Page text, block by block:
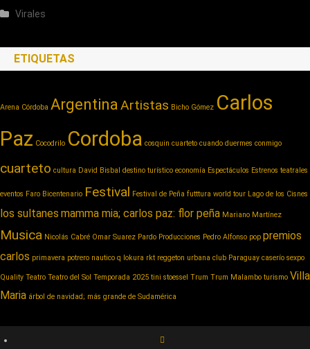
Virales
ETIQUETAS
Arena Córdoba ArgentinaArtistas Bicho Gómez Carlos
Paz Cocodrilo Cordoba cosquin cuarteto cuando duermes conmigo
cuarteto cultura David Bisbal destino turístico economía Espectáculos Estrenos teatrales
eventos Faro Bicentenario Festival Festival de Peña futttura world tour Lago de los Cisnes
los sultanes mamma mia; carlos paz: flor peña Mariano Martínez
Musica Nicolás Cabré Omar Suarez Pardo Producciones Pedro Alfonso pop premios
carlos primavera potrero nautico q lokura rkt reggeton urbana club Paraguay caserío sexpo
Quality Teatro Teatro del Sol Temporada 2025 tini stoessel Trum Trum Malambo turismo Villa
Maria árbol de navidad; más grande de Sudamérica